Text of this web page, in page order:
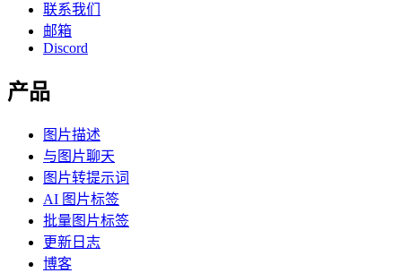
联系我们
邮箱
Discord
产品
图片描述
与图片聊天
图片转提示词
AI 图片标签
批量图片标签
更新日志
博客